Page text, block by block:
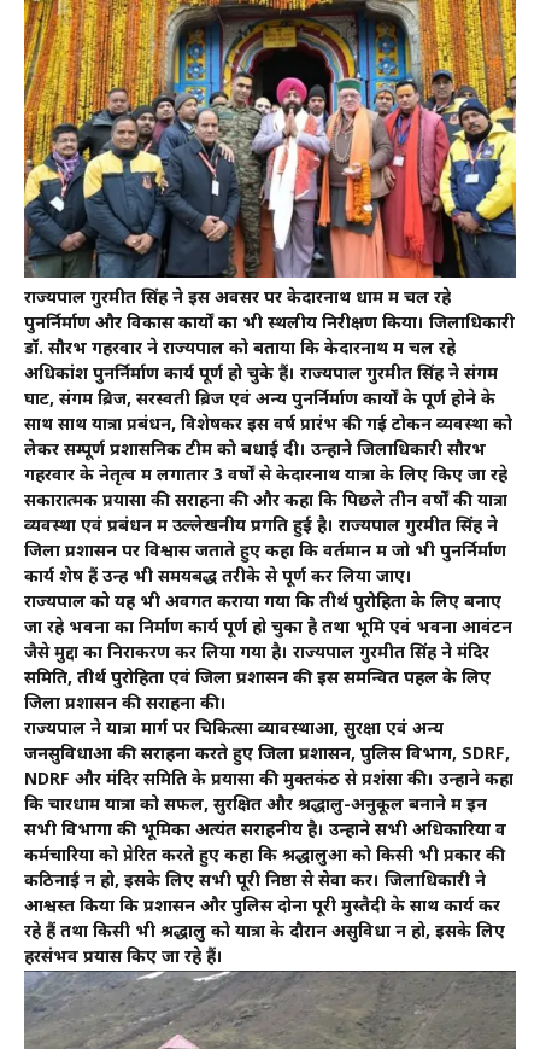
राज्यपाल गुरमीत सिंह ने इस अवसर पर केदारनाथ धाम में चल रहे
पुनर्निर्माण और विकास कार्यों का भी स्थलीय निरीक्षण किया। जिलाधिकारी
डॉ. सौरभ गहरवार ने राज्यपाल को बताया कि केदारनाथ में चल रहे
अधिकांश पुनर्निर्माण कार्य पूर्ण हो चुके हैं। राज्यपाल गुरमीत सिंह ने संगम
घाट, संगम ब्रिज, सरस्वती ब्रिज एवं अन्य पुनर्निर्माण कार्यों के पूर्ण होने के
साथ साथ यात्रा प्रबंधन, विशेषकर इस वर्ष प्रारंभ की गई टोकन व्यवस्था को
लेकर सम्पूर्ण प्रशासनिक टीम को बधाई दी। उन्होंने जिलाधिकारी सौरभ
गहरवार के नेतृत्व में लगातार 3 वर्षों से केदारनाथ यात्रा के लिए किए जा रहे
सकारात्मक प्रयासों की सराहना की और कहा कि पिछले तीन वर्षों की यात्रा
व्यवस्था एवं प्रबंधन में उल्लेखनीय प्रगति हुई है। राज्यपाल गुरमीत सिंह ने
जिला प्रशासन पर विश्वास जताते हुए कहा कि वर्तमान में जो भी पुनर्निर्माण
कार्य शेष हैं उन्हें भी समयबद्ध तरीके से पूर्ण कर लिया जाए।
राज्यपाल को यह भी अवगत कराया गया कि तीर्थ पुरोहितों के लिए बनाए
जा रहे भवनों का निर्माण कार्य पूर्ण हो चुका है तथा भूमि एवं भवनों आवंटन
जैसे मुद्दों का निराकरण कर लिया गया है। राज्यपाल गुरमीत सिंह ने मंदिर
समिति, तीर्थ पुरोहितों एवं जिला प्रशासन की इस समन्वित पहल के लिए
जिला प्रशासन की सराहना की।
राज्यपाल ने यात्रा मार्ग पर चिकित्सा व्यावस्थाओं, सुरक्षा एवं अन्य
जनसुविधाओं की सराहना करते हुए जिला प्रशासन, पुलिस विभाग, SDRF,
NDRF और मंदिर समिति के प्रयासों की मुक्तकंठ से प्रशंसा की। उन्होंने कहा
कि चारधाम यात्रा को सफल, सुरक्षित और श्रद्धालु-अनुकूल बनाने में इन
सभी विभागों की भूमिका अत्यंत सराहनीय है। उन्होंने सभी अधिकारियों व
कर्मचारियों को प्रेरित करते हुए कहा कि श्रद्धालुओं को किसी भी प्रकार की
कठिनाई न हो, इसके लिए सभी पूरी निष्ठा से सेवा करें। जिलाधिकारी ने
आश्वस्त किया कि प्रशासन और पुलिस दोनों पूरी मुस्तैदी के साथ कार्य कर
रहे हैं तथा किसी भी श्रद्धालु को यात्रा के दौरान असुविधा न हो, इसके लिए
हरसंभव प्रयास किए जा रहे हैं।